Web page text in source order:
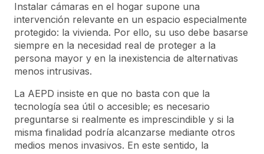
Instalar cámaras en el hogar supone una
intervención relevante en un espacio especialmente
protegido: la vivienda. Por ello, su uso debe basarse
siempre en la necesidad real de proteger a la
persona mayor y en la inexistencia de alternativas
menos intrusivas.
La AEPD insiste en que no basta con que la
tecnología sea útil o accesible; es necesario
preguntarse si realmente es imprescindible y si la
misma finalidad podría alcanzarse mediante otros
medios menos invasivos. En este sentido, la